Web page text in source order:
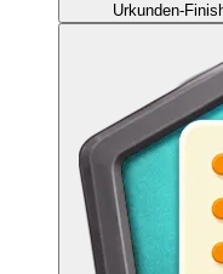
Urkunden-